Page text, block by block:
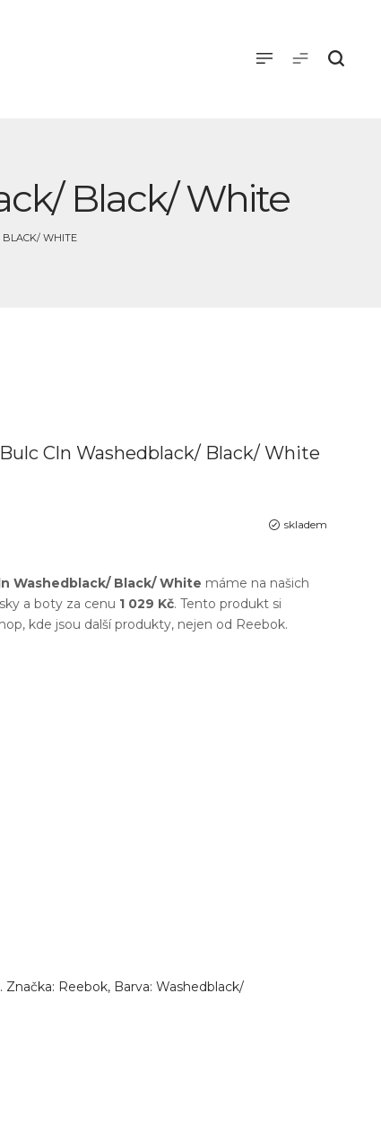
Black/ White
BLACK/ WHITE
Cln Washedblack/ Black/ White
skladem
Washedblack/ Black/ White máme na našich
a boty za cenu 1 029 Kč. Tento produkt si
, kde jsou další produkty, nejen od Reebok.
Reebok, Barva: Washedblack/